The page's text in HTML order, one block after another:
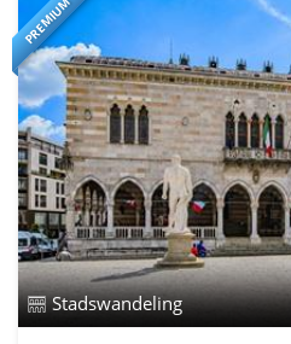
PREMIUM
Stadswandeling